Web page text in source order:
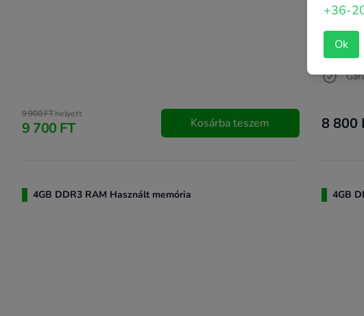
9 900 FThelyett
9 700 FT Kosárba teszem 8 800
4GB DDR3 RAM Használt memória 4GB
+36-
Ok